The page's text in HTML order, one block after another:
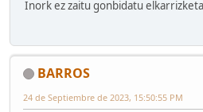
Inork ez zaitu gonbidatu
BARROS
24 de Septiembre de 2023, 15:50:55 PM